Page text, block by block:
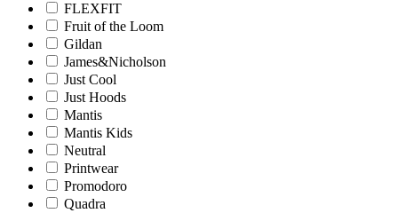
FLEXFIT
Fruit of the Loom
Gildan
James&Nicholson
Just Cool
Just Hoods
Mantis
Mantis Kids
Neutral
Printwear
Promodoro
Quadra